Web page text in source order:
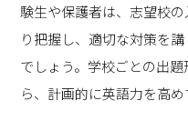
験生や保護者は、志望校
り把握し、適切な対策を
でしょう。学校ごとの出
ら、計画的に英語力を高め